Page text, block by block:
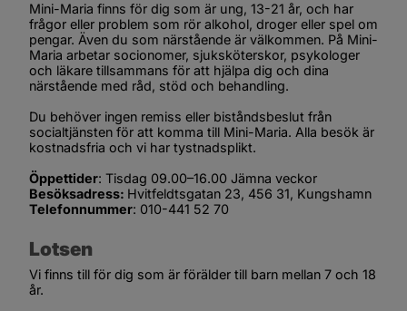
Mini-Maria finns för dig som är ung, 13-21 år, och har
frågor eller problem som rör alkohol, droger eller spel om
pengar. Även du som närstående är välkommen. På Mini-
Maria arbetar socionomer, sjuksköterskor, psykologer
och läkare tillsammans för att hjälpa dig och dina
närstående med råd, stöd och behandling.
Du behöver ingen remiss eller biståndsbeslut från
socialtjänsten för att komma till Mini-Maria. Alla besök är
kostnadsfria och vi har tystnadsplikt.
Öppettider: Tisdag 09.00–16.00 Jämna veckor
Besöksadress: Hvitfeldtsgatan 23, 456 31, Kungshamn
Telefonnummer: 010-441 52 70
Lotsen
Vi finns till för dig som är förälder till barn mellan 7 och 18
år.